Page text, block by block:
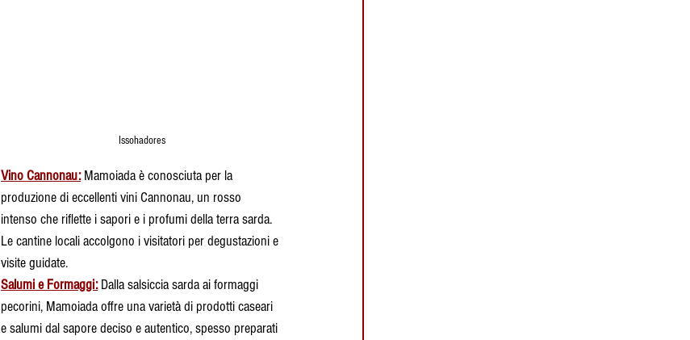
Issohadores
Vino Cannonau: Mamoiada è conosciuta per la
produzione di eccellenti vini Cannonau, un rosso
intenso che riflette i sapori e i profumi della terra sarda.
Le cantine locali accolgono i visitatori per degustazioni e
visite guidate.
Salumi e Formaggi: Dalla salsiccia sarda ai formaggi
pecorini, Mamoiada offre una varietà di prodotti caseari
e salumi dal sapore deciso e autentico, spesso preparati